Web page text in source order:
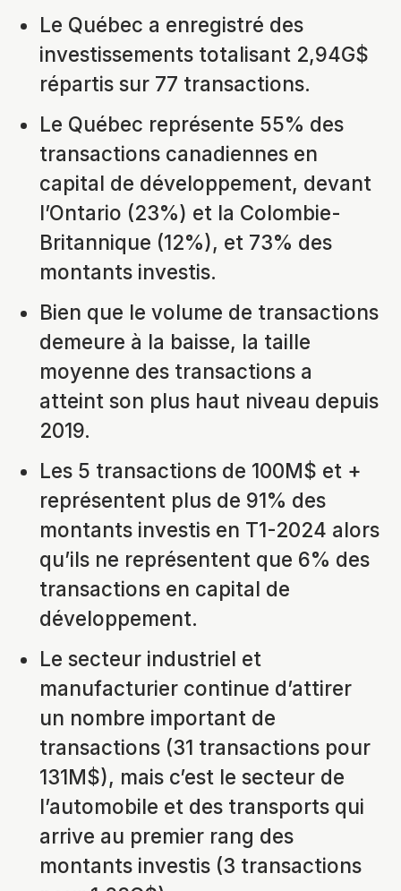
Le Québec a enregistré des
investissements totalisant 2,94G$
répartis sur 77 transactions.
Le Québec représente 55% des
transactions canadiennes en
capital de développement, devant
l’Ontario (23%) et la Colombie-
Britannique (12%), et 73% des
montants investis.
Bien que le volume de transactions
demeure à la baisse, la taille
moyenne des transactions a
atteint son plus haut niveau depuis
2019.
Les 5 transactions de 100M$ et +
représentent plus de 91% des
montants investis en T1-2024 alors
qu’ils ne représentent que 6% des
transactions en capital de
développement.
Le secteur industriel et
manufacturier continue d’attirer
un nombre important de
transactions (31 transactions pour
131M$), mais c’est le secteur de
l’automobile et des transports qui
arrive au premier rang des
montants investis (3 transactions